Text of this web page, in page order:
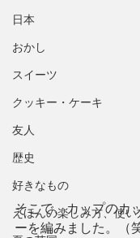
日本
おかし
スイーツ
クッキー・ケーキ
友人
歴史
好きなもの
えほんの楽しみ方、使い
そこで、カップのカ
ーを編みました。（笑